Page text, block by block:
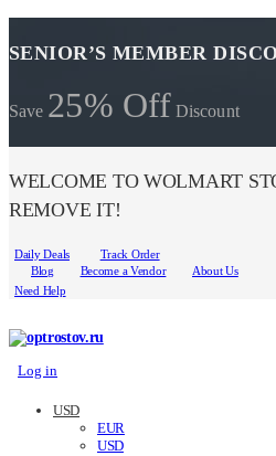
SENIOR’S MEMBER
Save 25% Off Discount
WELCOME TO WOLMART
REMOVE IT!
Daily Deals
Track Order
Blog
Become a Vendor
About Us
Need Help
Log in
USD
EUR
USD